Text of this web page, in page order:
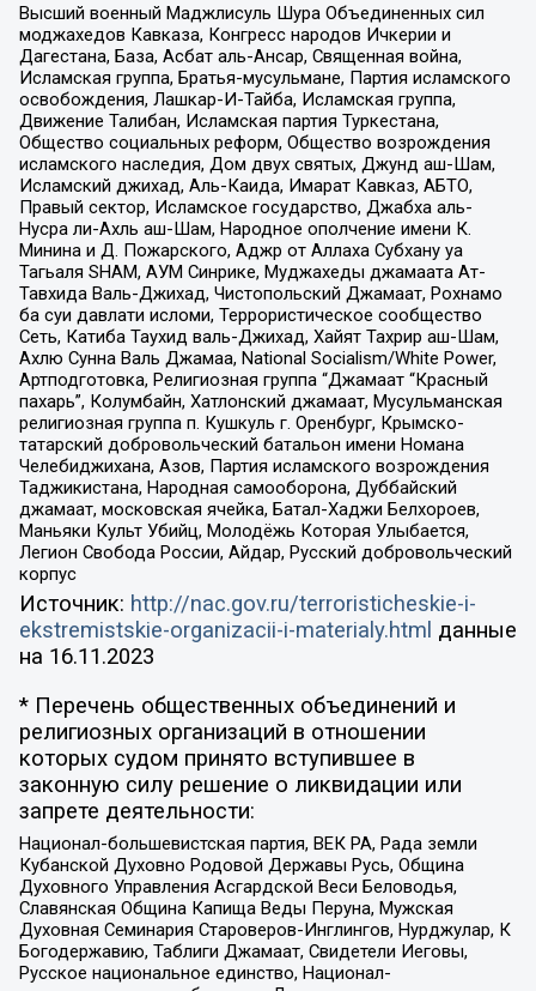
Высший военный Маджлисуль Шура Объединенных сил
моджахедов Кавказа, Конгресс народов Ичкерии и
Дагестана, База, Асбат аль-Ансар, Священная война,
Исламская группа, Братья-мусульмане, Партия исламского
освобождения, Лашкар-И-Тайба, Исламская группа,
Движение Талибан, Исламская партия Туркестана,
Общество социальных реформ, Общество возрождения
исламского наследия, Дом двух святых, Джунд аш-Шам,
Исламский джихад, Аль-Каида, Имарат Кавказ, АБТО,
Правый сектор, Исламское государство, Джабха аль-
Нусра ли-Ахль аш-Шам, Народное ополчение имени К.
Минина и Д. Пожарского, Аджр от Аллаха Субхану уа
Тагьаля SHAM, АУМ Синрике, Муджахеды джамаата Ат-
Тавхида Валь-Джихад, Чистопольский Джамаат, Рохнамо
ба суи давлати исломи, Террористическое сообщество
Сеть, Катиба Таухид валь-Джихад, Хайят Тахрир аш-Шам,
Ахлю Сунна Валь Джамаа, National Socialism/White Power,
Артподготовка, Религиозная группа “Джамаат “Красный
пахарь”, Колумбайн, Хатлонский джамаат, Мусульманская
религиозная группа п. Кушкуль г. Оренбург, Крымско-
татарский добровольческий батальон имени Номана
Челебиджихана, Азов, Партия исламского возрождения
Таджикистана, Народная самооборона, Дуббайский
джамаат, московская ячейка, Батал-Хаджи Белхороев,
Маньяки Культ Убийц, Молодёжь Которая Улыбается,
Легион Свобода России, Айдар, Русский добровольческий
корпус
Источник: http://nac.gov.ru/terroristicheskie-i-
ekstremistskie-organizacii-i-materialy.html данные
на 16.11.2023
* Перечень общественных объединений и
религиозных организаций в отношении
которых судом принято вступившее в
законную силу решение о ликвидации или
запрете деятельности:
Национал-большевистская партия, ВЕК РА, Рада земли
Кубанской Духовно Родовой Державы Русь, Община
Духовного Управления Асгардской Веси Беловодья,
Славянская Община Капища Веды Перуна, Мужская
Духовная Семинария Староверов-Инглингов, Нурджулар, К
Богодержавию, Таблиги Джамаат, Свидетели Иеговы,
Русское национальное единство, Национал-